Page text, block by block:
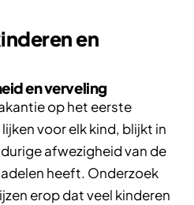
en
en verveling
op het eerste
voor elk kind, blijkt in
afwezigheid van de
heeft. Onderzoek
erop dat veel kinderen